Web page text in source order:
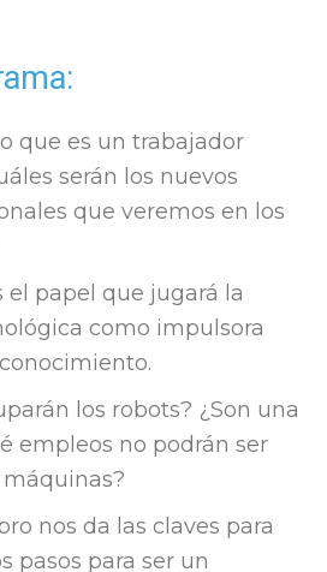
que es un trabajador
serán los nuevos
que veremos en los
el papel que jugará la
como impulsora
los robots? ¿Son una
empleos no podrán ser
nos da las claves para
pasos para ser un